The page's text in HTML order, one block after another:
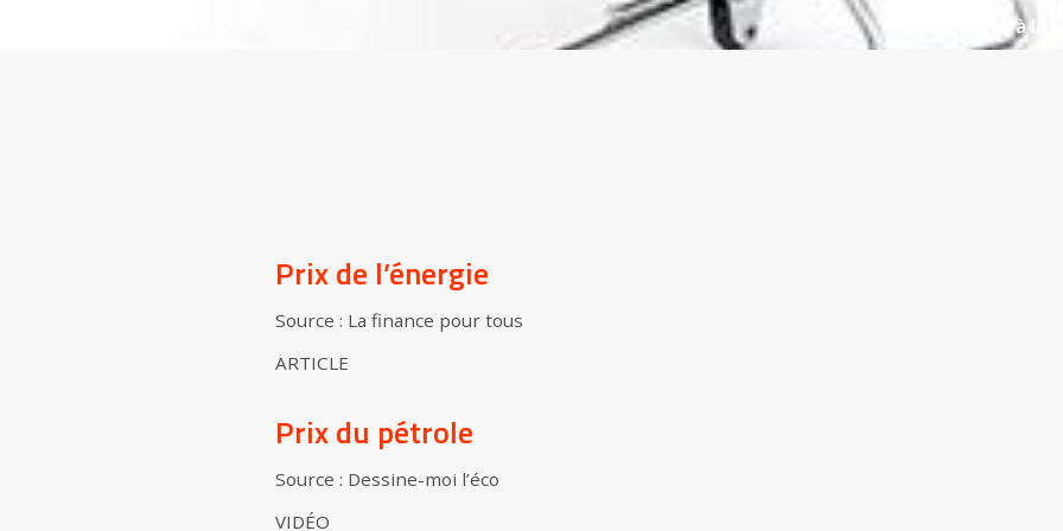
Ajouter à la
Prix de l’énergie
Source : La finance pour tous
ARTICLE
Prix du pétrole
Source : Dessine-moi l’éco
VIDÉO